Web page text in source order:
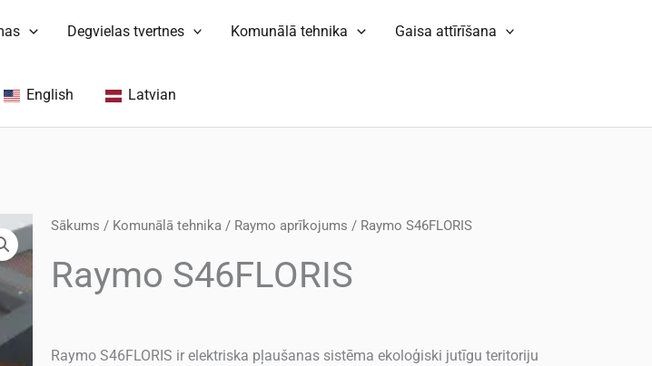
Degvielas tvertnes Komunālā tehnika Gaisa attīrīšana
English Latvian
Sākums / Komunālā tehnika / Raymo aprīkojums / Raymo S46FLORIS
Raymo S46FLORIS
Raymo S46FLORIS ir elektriska pļaušanas sistēma ekoloģiski jutīgu teritoriju